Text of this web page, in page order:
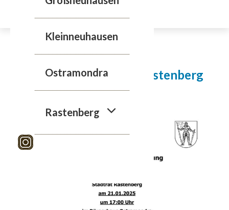
Kleinneuhausen
Ostramondra
Rastenberg
7. Sitzung des Stadtrat Rastenberg